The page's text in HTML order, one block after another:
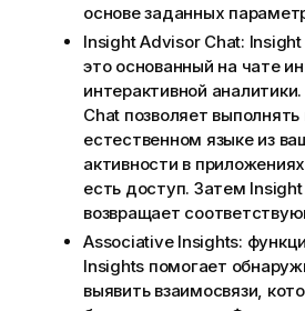
основе заданных
Insight Advisor Chat:
это основанный на чате
интерактивной аналитики.
Chat позволяет выполнять
естественном языке из
активности в
есть доступ. Затем
возвращает
Associative Insights:
Insights помогает
выявить взаимосвязи,